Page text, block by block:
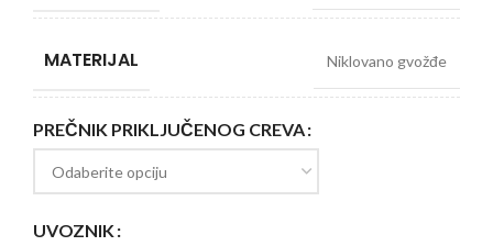
MATERIJAL Niklovano gvožđe
PREČNIK PRIKLJUČENOG CREVA
UVOZNIK